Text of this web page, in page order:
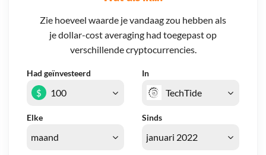
Zie hoeveel waarde je vandaag zou hebben als
je dollar-cost averaging had toegepast op
verschillende cryptocurrencies.
Had geïnvesteerd In
Elke Sinds
$